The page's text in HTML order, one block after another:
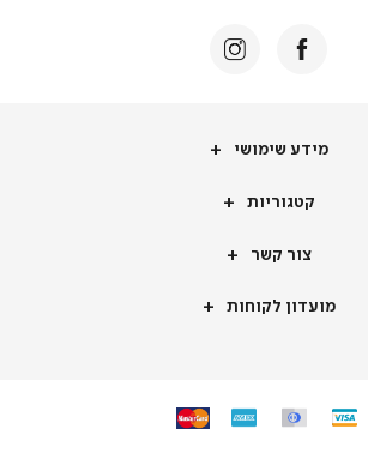
מידע
מידע שימושי
קטגוריותקטגוריות
צור
צור קשר
מועדון
מועדון לקוחות